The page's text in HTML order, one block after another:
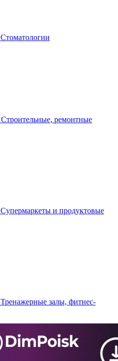
Стоматологии
Строительные, ремонтные
Супермаркеты и продуктовые
Тренажерные залы, фитнес-